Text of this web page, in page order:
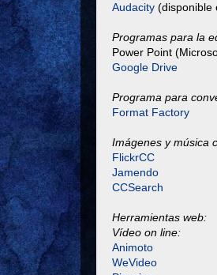
Audacity (disponible
Programas para la
Power Point
Google Drive
Programa para
Format Factory
Imágenes y música
FlickrCC
Jamendo
CCSearch
Herramientas web:
Vídeo on line:
Animoto
WeVideo